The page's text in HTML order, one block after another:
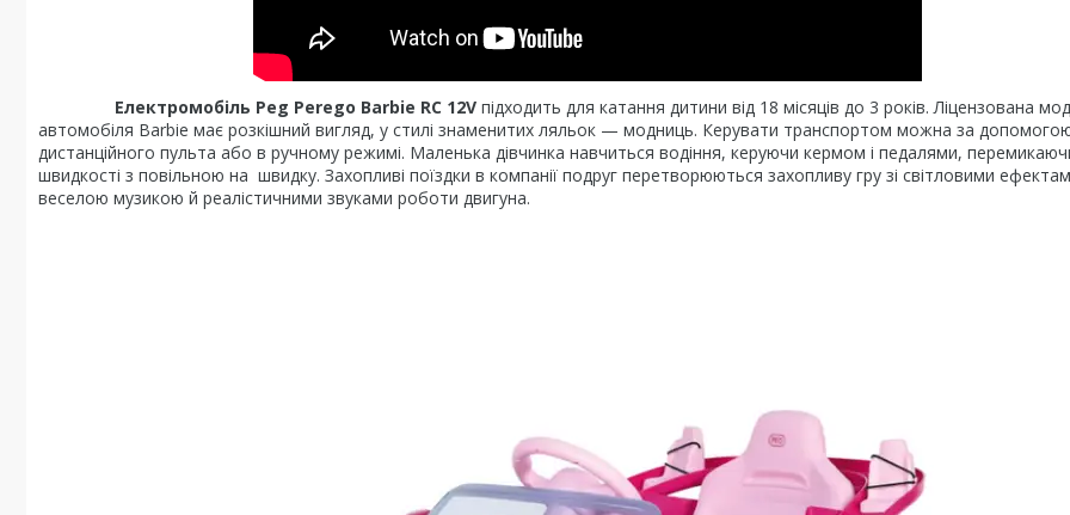
Електромобіль Peg Perego Barbie RC 12V підходить для катання дитини від 18 місяців до 3 років. Ліцензована
автомобіля Barbie має розкішний вигляд, у стилі знаменитих ляльок — модниць. Керувати транспортом можна за
дистанційного пульта або в ручному режимі. Маленька дівчинка навчиться водіння, керуючи кермом і педалями,
швидкості з повільною на швидку. Захопливі поїздки в компанії подруг перетворюються захопливу гру зі світловими
веселою музикою й реалістичними звуками роботи двигуна.